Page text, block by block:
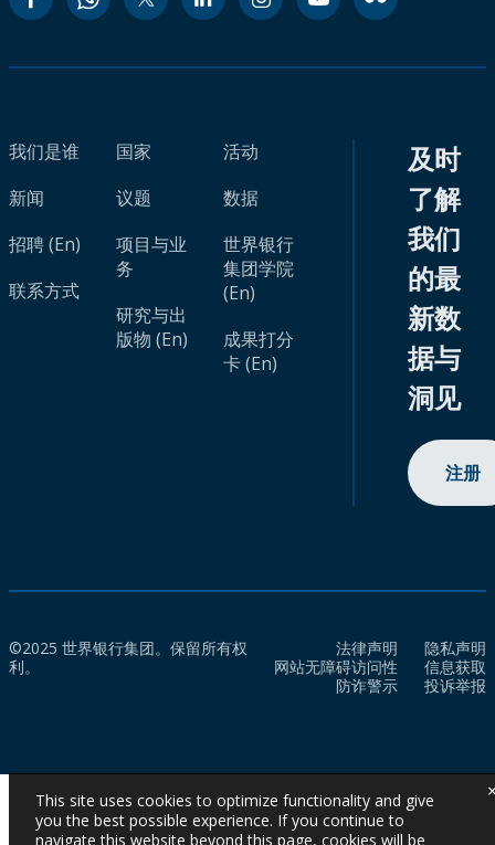
我们是谁
新闻
招聘 (En)
联系方式
国家
议题
项目与业
务
研究与出
版物 (En)
活动
数据
世界银行
集团学院
(En)
成果打分
卡 (En)
及时
了解
我们
的最
新数
据与
洞见
注册
©2025 世界银行集团。保留所有权
利。
法律声明
隐私声明
网站无障碍访问性
信息获取
防诈警示
投诉举报
This site uses cookies to optimize functionality and give
you the best possible experience. If you continue to
navigate this website beyond this page, cookies will be